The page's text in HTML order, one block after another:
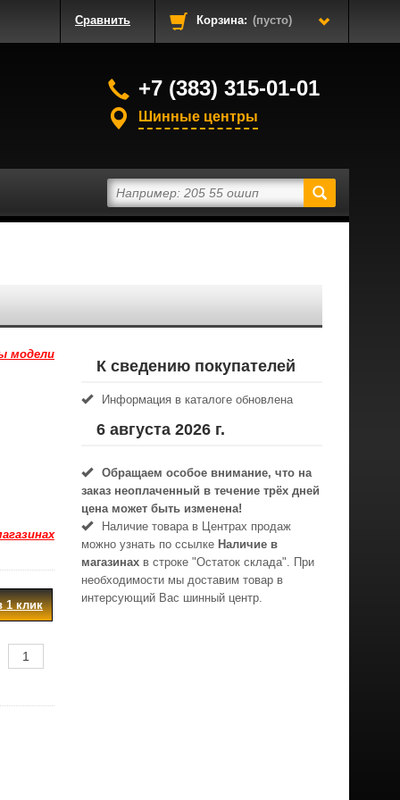
Сравнить Корзина: (пусто)
+7 (383) 315-01-01
Шинные центры
модели
1 клик
К сведению покупателей
Информация в каталоге обновлена
6 августа 2026 г.
Обращаем особое внимание, что на
заказ неоплаченный в течениe трёх дней
цена может быть изменена!
Наличие товара в Центрах продаж
можно узнать по ссылке Наличие в
магазинах в строке "Остаток склада". При
необходимости мы доставим товар в
интерсующий Вас шинный центр.